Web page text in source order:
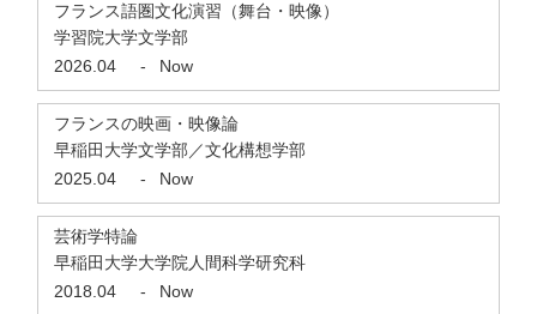
フランス語圏文化演習（舞台・映像）
学習院大学文学部
2026.04
- Now
フランスの映画・映像論
早稲田大学文学部／文化構想学部
2025.04
- Now
芸術学特論
早稲田大学大学院人間科学研究科
2018.04
- Now